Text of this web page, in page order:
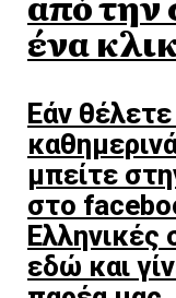
ένα
Εάν
μπείτε
στο
Ελληνικές
εδώ και